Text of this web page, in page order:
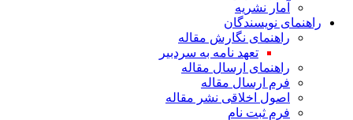
آمار نشریه
راهنمای نویسندگان
راهنمای نگارش مقاله
تعهد نامه به سردبیر
راهنمای ارسال مقاله
فرم ارسال مقاله
اصول اخلاقی نشر مقاله
فرم ثبت نام